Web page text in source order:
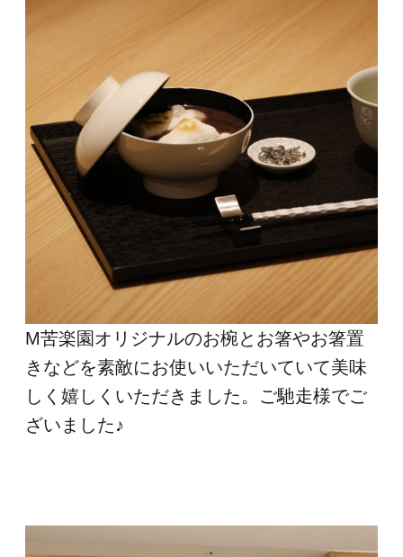
M苦楽園オリジナルのお椀とお箸やお箸置
きなどを素敵にお使いいただいていて美味
しく嬉しくいただきました。ご馳走様でご
ざいました♪